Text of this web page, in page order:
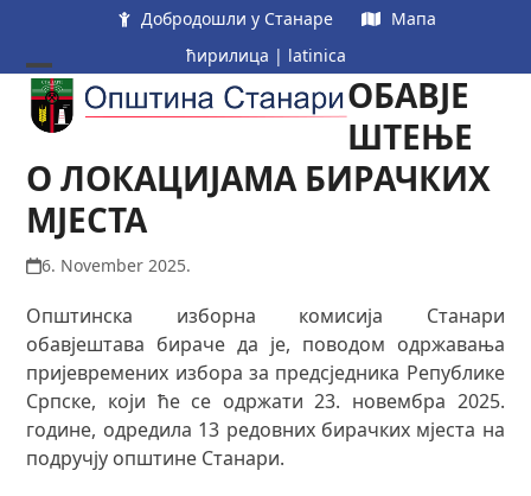
content
Добродошли у Станаре
Мапа
ћирилица | latinica
Open
mobile
menu
Close
mobile
menu
ОБАВЈЕ
ШТЕЊЕ
О ЛОКАЦИЈАМА БИРАЧКИХ
МЈЕСТА
6. November 2025.
Општинска изборна комисија Станари
обавјештава бираче да је, поводом одржавања
пријевремених избора за предсједника Републике
Српске, који ће се одржати 23. новембра 2025.
године, одредила 13 редовних бирачких мјеста на
подручју општине Станари.